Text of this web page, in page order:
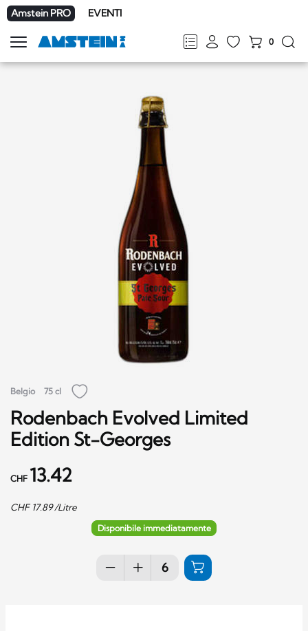
Amstein PRO EVENTI
FRDEENIT
0
Mostra
la
Belgio 75 cl
Rodenbach Evolved Limited
Edition St-Georges
CHF 13.42
CHF 17.89/Litre
Disponibile immediatamente